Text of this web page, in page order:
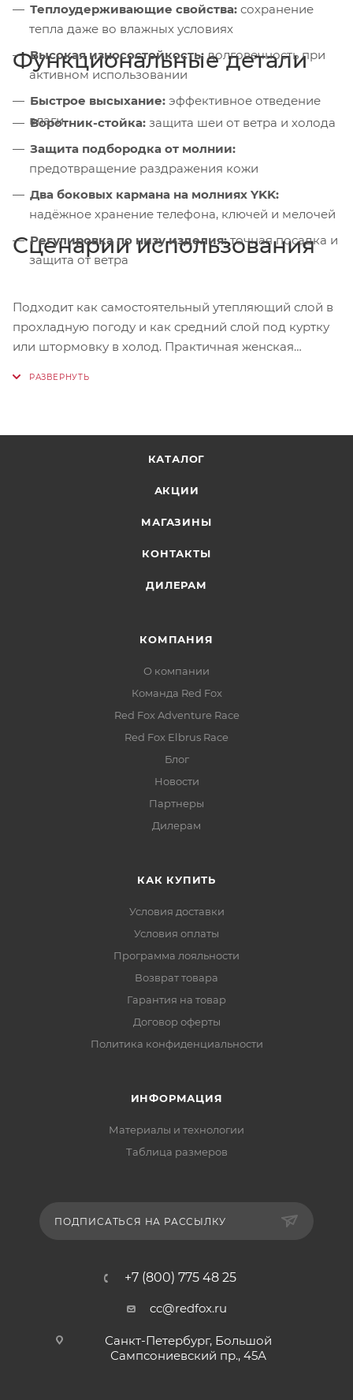
Теплоудерживающие свойства: сохранение
тепла даже во влажных условиях
Высокая износостойкость: долговечность при
активном использовании
Быстрое высыхание: эффективное отведение
влаги
Функциональные детали
Воротник-стойка: защита шеи от ветра и холода
Защита подбородка от молнии:
предотвращение раздражения кожи
Два боковых кармана на молниях YKK:
надёжное хранение телефона, ключей и мелочей
Регулировка по низу изделия:точная посадка и
защита от ветра
Сценарии использования
Подходит как самостоятельный утепляющий слой в
прохладную погоду и как средний слой под куртку
или штормовку в холод. Практичная женская
КАТАЛОГ
АКЦИИ
МАГАЗИНЫ
КОНТАКТЫ
ДИЛЕРАМ
КОМПАНИЯ
О компании
Команда Red Fox
Red Fox Adventure Race
Red Fox Elbrus Race
Блог
Новости
Партнеры
Дилерам
КАК КУПИТЬ
Условия доставки
Условия оплаты
Программа лояльности
Возврат товара
Гарантия на товар
Договор оферты
Политика конфиденциальности
ИНФОРМАЦИЯ
Материалы и технологии
Таблица размеров
ПОДПИСАТЬСЯ НА РАССЫЛКУ
+7 (800) 775 48 25
cc@redfox.ru
Санкт-Петербург, Большой
Сампсониевский пр., 45А